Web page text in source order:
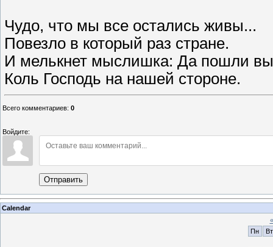
Чудо, что мы все остались живы...
Повезло в который раз стране.
И мелькнет мыслишка: Да пошли
Коль Господь на нашей стороне.
Всего комментариев: 0
Войдите:
Отправить
Calendar
«
Пн
Вт